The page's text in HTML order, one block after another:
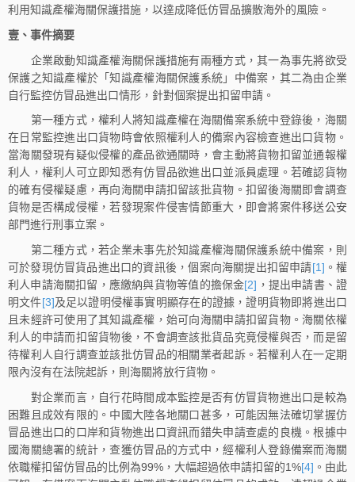
利用知識產權海關保護措施，以達成降低仿冒品擴散海外的風險。
壹、事件摘要
企業啟動知識產權海關保護措施有兩種方式，其一為事先將欲受
保護之知識產權於「知識產權海關保護系統」中備案，其二為由企業
自行監控仿冒品進出口情形，針對個案提出扣留申請。
第一種方式，權利人將知識產權在海關備案系統中登錄後，海關
在日常監控進出口貨物時會依照權利人的備案內容檢查進出口貨物。
當海關發現有疑似侵權的產品欲通關時，會主動將貨物扣留並通報權
利人，權利人可立即知悉有仿冒品欲進出口並派員處理。若確認貨物
的確有侵權疑慮，再向海關申請扣留該批貨物。扣留後海關即會調查
貨物是否構成侵權，若發現案件侵害情節重大，即會將案件移送公安
部門進行刑事立案。
第二種方式，若企業未事先於知識產權海關保護系統中備案，則
可於發現仿冒貨品進出口的資訊後，個案向海關提出扣留申請[1] 。權
利人申請海關扣留，應繳納與貨物等值的擔保金[2] ，提出申請書、證
明文件[3]及足以證明侵權事實明顯存在的證據，證明貨物即將進出口
且未經許可使用了其知識產權，始可向海關申請扣留貨物。海關依權
利人的申請而扣留貨物後，不會調查該批貨品究竟侵權與否，而是留
待權利人自行調查並該批仿冒品的相關業者起訴。若權利人在一定期
限內沒有在法院起訴，則海關將放行貨物。
對企業而言，自行花時間成本監控是否有仿冒貨物進出口是較為
困難且成效有限的。中國大陸各地關口甚多，可能因無法確切掌握仿
冒品進出口的口岸和貨物進出口資訊而錯失申請查處的良機。根據中
國海關總署的統計，查獲仿冒品的方式中，經權利人登錄備案而海關
依職權扣留仿冒品的比例為99%，大幅超過依申請扣留的1%[4] 。由此